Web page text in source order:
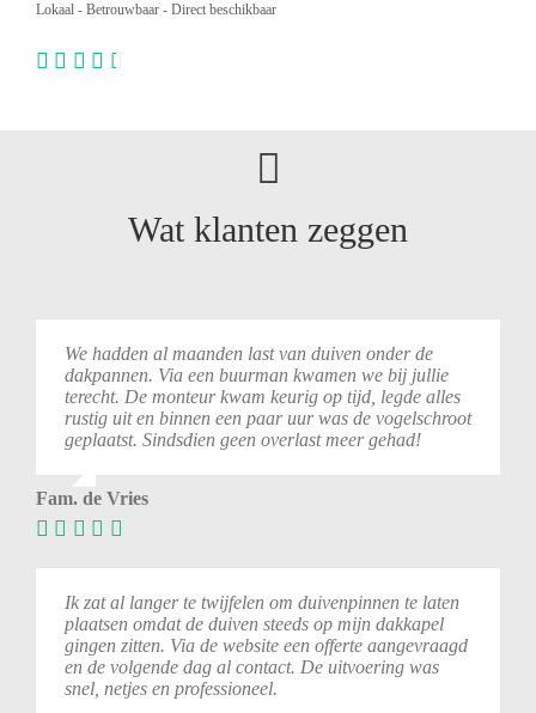
Lokaal - Betrouwbaar - Direct beschikbaar
Wat klanten zeggen
We hadden al maanden lastvan duiven onderde
dakpannen. Via een buurman kwamen we bij jullie
terecht. De monteurkwam keurig op tijd, legde alles
rustig uiten binnen een paar uurwas de vogelschroot
geplaatst. Sindsdien geen overlastmeergehad!
Fam. de Vries
Ik zat al langer te twijfelen om duivenpinnen te laten
plaatsen omdat de duiven steeds op mijn dakkapel
gingen zitten. Via de website een offerte aangevraagd
en de volgende dag al contact. De uitvoering was
snel, netjes en professioneel.